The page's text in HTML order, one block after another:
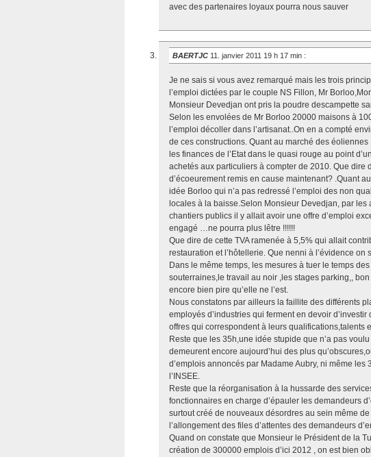
avec des partenaires loyaux pourra nous sauver
BAERTJC 11. janvier 2011 19 h 17 min :
Je ne sais si vous avez remarqué mais les trois
l’emploi dictées par le couple NS Fillon, Mr
Monsieur Devedjan ont pris la poudre descampette
Selon les envolées de Mr Borloo 20000 maisons à
l’emploi décoller dans l’artisanat..On en a compté
de ces constructions. Quant au marché des
les finances de l’Etat dans le quasi rouge au point
achetés aux particuliers à compter de 2010. Que
d’écoeurement remis en cause maintenant? .Quant
idée Borloo qui n’a pas redressé l’emploi des non
locales à la baisse.Selon Monsieur Devedjan, par
chantiers publics il y allait avoir une offre d’emploi
engagé …ne pourra plus lêtre !!!!!!
Que dire de cette TVA ramenée à 5,5% qui allait
restauration et l’hôtellerie. Que nenni à l’évidence on
Dans le même temps, les mesures à tuer le temps
souterraines,le travail au noir ,les stages parking,,
encore bien pire qu’elle ne l’est.
Nous constatons par ailleurs la faillite des différents
employés d’industries qui ferment en devoir
offres qui correspondent à leurs qualifications,talents
Reste que les 35h,une idée stupide que n’a pas
demeurent encore aujourd’hui des plus
d’emplois annoncés par Madame Aubry, ni même
l’INSEE.
Reste que la réorganisation à la hussarde des
fonctionnaires en charge d’épauler les demandeurs
surtout créé de nouveaux désordres au sein même
l’allongement des files d’attentes des demandeurs
Quand on constate que Monsieur le Président de la
création de 300000 emplois d’ici 2012 , on est bien